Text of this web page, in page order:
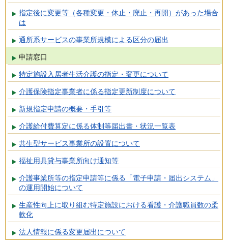
指定後に変更等（各種変更・休止・廃止・再開）があった場合
は
通所系サービスの事業所規模による区分の届出
申請窓口
特定施設入居者生活介護の指定・変更について
介護保険指定事業者に係る指定更新制度について
新規指定申請の概要・手引等
介護給付費算定に係る体制等届出書・状況一覧表
共生型サービス事業所の設置について
福祉用具貸与事業所向け通知等
介護事業所等の指定申請等に係る「電子申請・届出システム」
の運用開始について
生産性向上に取り組む特定施設における看護・介護職員数の柔
軟化
法人情報に係る変更届出について